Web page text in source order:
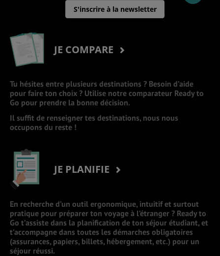
S'inscrire à la newsletter
JE COMPARE
Tu hésites entre plusieurs destinations ? Besoin d’aide
pour faire ton choix ? Utilise notre comparateur Ready to
Go pour prendre la bonne décision.
Il suffit de renseigner tes destinations, nous nous
occupons du reste !
JE PLANIFIE
En recherche d’un outil ergonomique, intuitif et surtout
pratique pour préparer ton voyage à l’étranger ? Ready to
Go t’assiste dans la planification de ton séjour étudiant, et
t’accompagne dans toutes les démarches obligatoires
(assurances, papiers, billets, hébergement, etc.) pour un
séjour réussi.